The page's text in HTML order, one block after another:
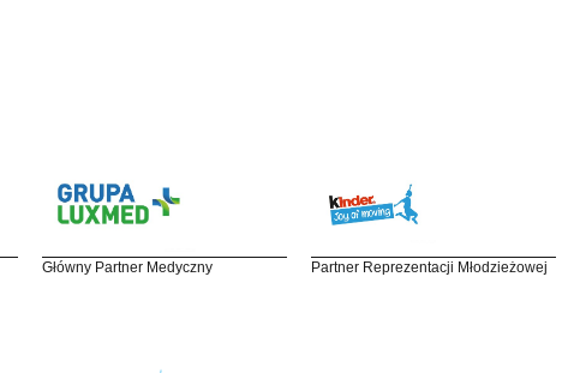
Główny Partner Medyczny Partner Reprezentacji Młodzieżowej